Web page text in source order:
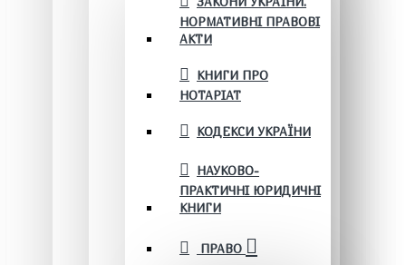
НОРМАТИВНІ ПРАВОВІ
АКТИ
КНИГИ ПРО
НОТАРІАТ
КОДЕКСИ УКРАЇНИ
НАУКОВО-
ПРАКТИЧНІ ЮРИДИЧНІ
КНИГИ
ПРАВО